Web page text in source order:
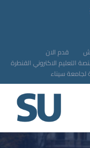
قدم الان
التعليم الاكتروني القنطرة
لجامعة سيناء